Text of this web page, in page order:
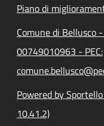
Piano di
Comune di Bellusco
00749010963 - PEC:
Powered by
10.41.2)